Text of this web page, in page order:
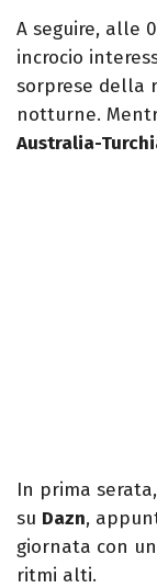
A seguire, alle
incrocio
sorprese della
notturne.
Australia-
In prima
su Dazn,
giornata con
ritmi alti.